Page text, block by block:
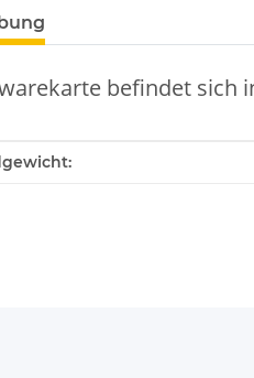
anzeigen
befindet sich